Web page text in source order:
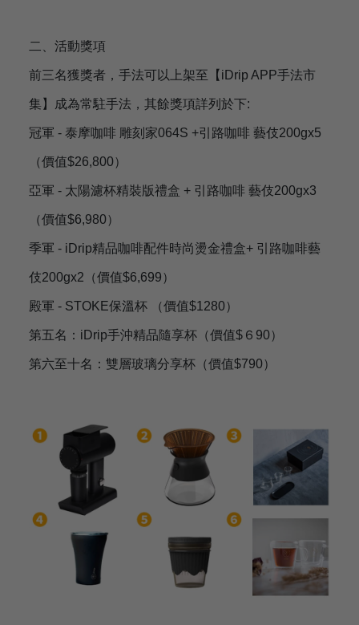
二、活動獎項
前三名獲獎者，手法可以上架至【iDrip APP手法市
集】成為常駐手法，其餘獎項詳列於下:
冠軍 - 泰摩咖啡 雕刻家064S +引路咖啡 藝伎200gx5
（價值$26,800）
亞軍 - 太陽濾杯精裝版禮盒 + 引路咖啡 藝伎200gx3
（價值$6,980）
季軍 - iDrip精品咖啡配件時尚燙金禮盒+ 引路咖啡藝
伎200gx2（價值$6,699）
殿軍 - STOKE保溫杯 （價值$1280）
第五名：iDrip手沖精品隨享杯（價值$６90）
第六至十名：雙層玻璃分享杯（價值$790）